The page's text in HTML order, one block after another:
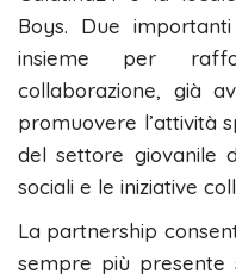
Boys. Due
insieme per
collaborazione, già
promuovere l’attività
del settore giovanile
sociali e le iniziative
La partnership
sempre più